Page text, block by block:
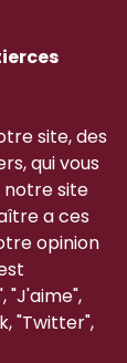
site, des
qui vous
site
a ces
opinion
"J'aime",
"Twitter",